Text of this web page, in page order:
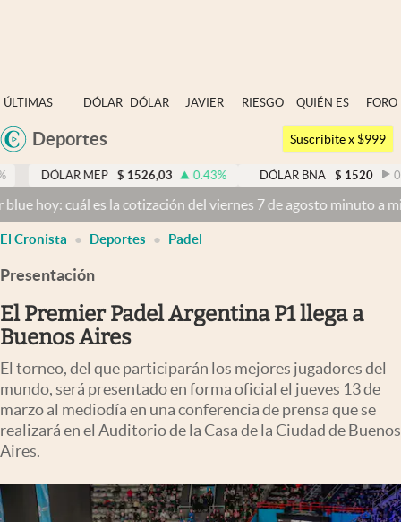
ÚLTIMAS
NOTICIAS
DÓLAR
DÓLAR
JAVIER
RIESGO
QUIÉN ES
QUIÉN
FORO
Argentina
México
Deportes
Dólar
Members
Economía y Política
Finanzas y Mercados
Mercados Online
Negocios
Columnistas
Otras secciones
Apertura
Infotechnology
Mundial 2026
Suscribite x $999
MEP $ 1526,03 0.43% DÓLAR BNA $ 1520 0.00 %
es la cotización del viernes 7 de agosto minuto a minutoDólar
El Cronista Deportes Padel
Presentación
El Premier Padel Argentina P1 llega a
Buenos Aires
El torneo, del que participarán los mejores jugadores del
mundo, será presentado en forma oficial el jueves 13 de
marzo al mediodía en una conferencia de prensa que se
realizará en el Auditorio de la Casa de la Ciudad de Buenos
Aires.